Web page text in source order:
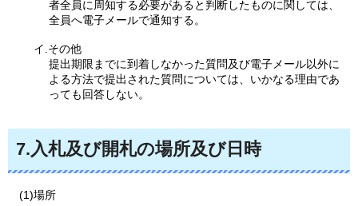
者全員に周知する必要があると判断したものに関しては、
全員へ電子メールで通知する。
イ.その他
提出期限までに到着しなかった質問及び電子メール以外に
よる方法で提出された質問については、いかなる理由であ
っても回答しない。
7.入札及び開札の場所及び日時
(1)場所